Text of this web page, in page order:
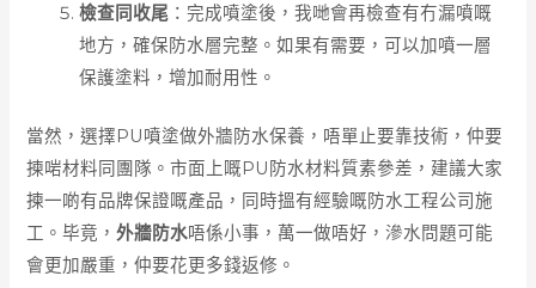
檢查同收尾 ：完成噴塗後，我哋會再檢查有冇漏噴嘅
地方，確保防水層完整。如果有需要，可以加噴一層
保護塗料，增加耐用性。
當然，選擇PU噴塗做外牆防水保養，唔單止要靠技術，仲要
揀啱材料同團隊。市面上嘅PU防水材料質素參差，建議大家
揀一啲有品牌保證嘅產品，同時搵有經驗嘅防水工程公司施
工。毕竟，外牆防水唔係小事，萬一做唔好，滲水問題可能
會更加嚴重，仲要花更多錢返修。